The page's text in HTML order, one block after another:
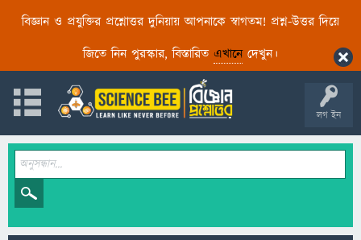
বিজ্ঞান ও প্রযুক্তির প্রশ্নোত্তর দুনিয়ায় আপনাকে স্বাগতম! প্রশ্ন-উত্তর দিয়ে
জিতে নিন পুরস্কার, বিস্তারিত এখানেদেখুন।
লগ ইন